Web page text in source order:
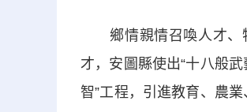
鄉情親情召喚人才、
才，安圖縣使出“十八般
智”工程，引進教育、農